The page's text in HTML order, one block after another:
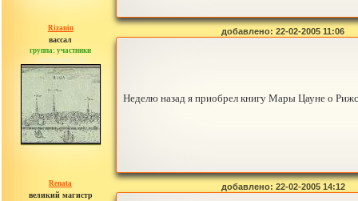
Rizanin
вассал
группа: участники
сообщений: 56
добавлено: 22-02-2005 11:06
Неделю назад я приобрел книгу Мары Цауне о
Renata
великий магистр
добавлено: 22-02-2005 14:12